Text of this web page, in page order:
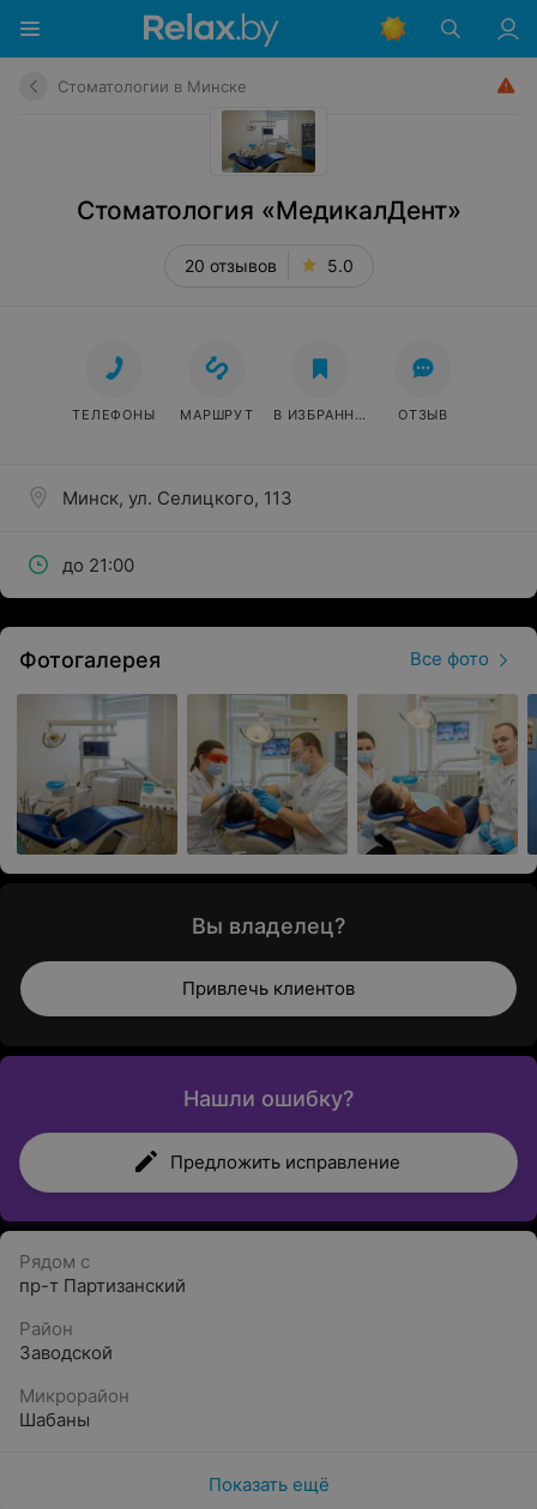
Стоматологии в Минске
Стоматология «МедикалДент»
20 отзывов 5.0
Минск, ул. Селицкого, 113
до 21:00
ТЕЛЕФОНЫ МАРШРУТ В ИЗБРАННОЕ ОТЗЫВ
Фотогалерея Все фото
Вы владелец?
Привлечь клиентов
Нашли ошибку?
Предложить исправление
Рядом с
пр-т Партизанский
Район
Заводской
Микрорайон
Шабаны
Показать ещё